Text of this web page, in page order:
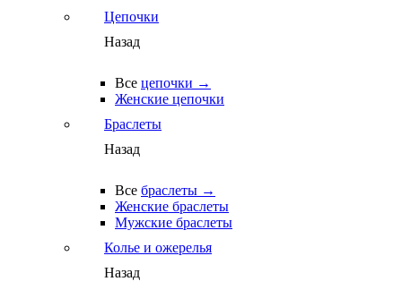
Цепочки
Назад
Все цепочки →
Женские цепочки
Браслеты
Назад
Все браслеты →
Женские браслеты
Мужские браслеты
Колье и ожерелья
Назад